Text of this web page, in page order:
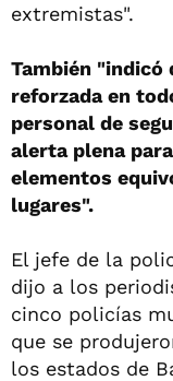
extremistas".
También "indicó
reforzada en
personal de
alerta plena
elementos
lugares".
El jefe de la
dijo a los
cinco policías
que se
los estados de